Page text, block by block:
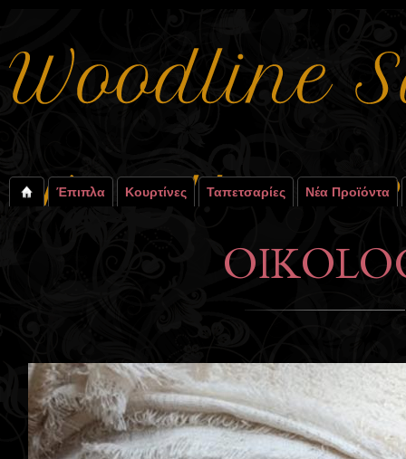
Έπιπλα Κουρτίνες Ταπετσαρίες Νέα Προϊόντα